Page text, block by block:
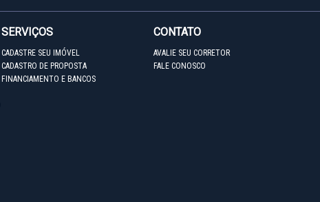
SERVIÇOS
CADASTRE SEU IMÓVEL
CADASTRO DE PROPOSTA
FINANCIAMENTO E BANCOS
CONTATO
AVALIE SEU CORRETOR
FALE CONOSCO